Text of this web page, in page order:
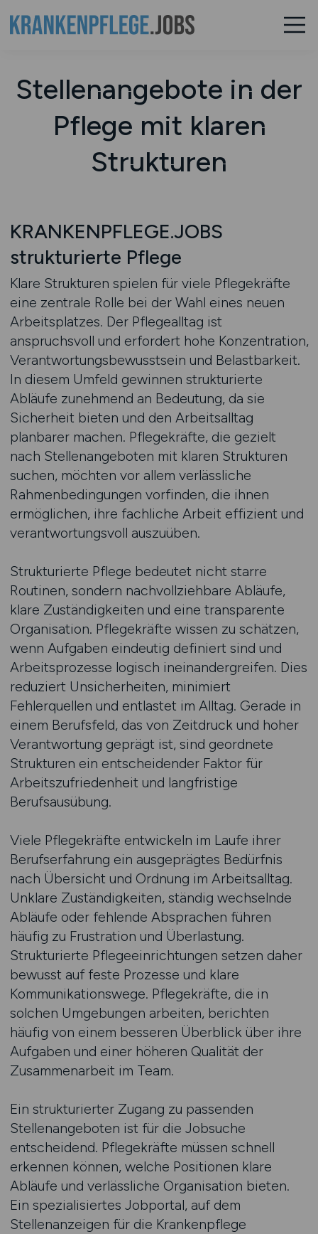
Stellenangebote in der
Pflege mit klaren
Strukturen
KRANKENPFLEGE.JOBS
strukturierte Pflege
Klare Strukturen spielen für viele Pflegekräfte
eine zentrale Rolle bei der Wahl eines neuen
Arbeitsplatzes. Der Pflegealltag ist
anspruchsvoll und erfordert hohe Konzentration,
Verantwortungsbewusstsein und Belastbarkeit.
In diesem Umfeld gewinnen strukturierte
Abläufe zunehmend an Bedeutung, da sie
Sicherheit bieten und den Arbeitsalltag
planbarer machen. Pflegekräfte, die gezielt
nach Stellenangeboten mit klaren Strukturen
suchen, möchten vor allem verlässliche
Rahmenbedingungen vorfinden, die ihnen
ermöglichen, ihre fachliche Arbeit effizient und
verantwortungsvoll auszuüben.
Strukturierte Pflege bedeutet nicht starre
Routinen, sondern nachvollziehbare Abläufe,
klare Zuständigkeiten und eine transparente
Organisation. Pflegekräfte wissen zu schätzen,
wenn Aufgaben eindeutig definiert sind und
Arbeitsprozesse logisch ineinandergreifen. Dies
reduziert Unsicherheiten, minimiert
Fehlerquellen und entlastet im Alltag. Gerade in
einem Berufsfeld, das von Zeitdruck und hoher
Verantwortung geprägt ist, sind geordnete
Strukturen ein entscheidender Faktor für
Arbeitszufriedenheit und langfristige
Berufsausübung.
Viele Pflegekräfte entwickeln im Laufe ihrer
Berufserfahrung ein ausgeprägtes Bedürfnis
nach Übersicht und Ordnung im Arbeitsalltag.
Unklare Zuständigkeiten, ständig wechselnde
Abläufe oder fehlende Absprachen führen
häufig zu Frustration und Überlastung.
Strukturierte Pflegeeinrichtungen setzen daher
bewusst auf feste Prozesse und klare
Kommunikationswege. Pflegekräfte, die in
solchen Umgebungen arbeiten, berichten
häufig von einem besseren Überblick über ihre
Aufgaben und einer höheren Qualität der
Zusammenarbeit im Team.
Ein strukturierter Zugang zu passenden
Stellenangeboten ist für die Jobsuche
entscheidend. Pflegekräfte müssen schnell
erkennen können, welche Positionen klare
Abläufe und verlässliche Organisation bieten.
Ein spezialisiertes Jobportal, auf dem
Stellenanzeigen für die Krankenpflege